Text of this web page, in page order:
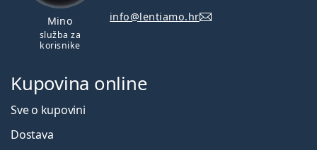
Mino
služba za
korisnike
info@lentiamo.hr
Kupovina online
Sve o kupovini
Dostava